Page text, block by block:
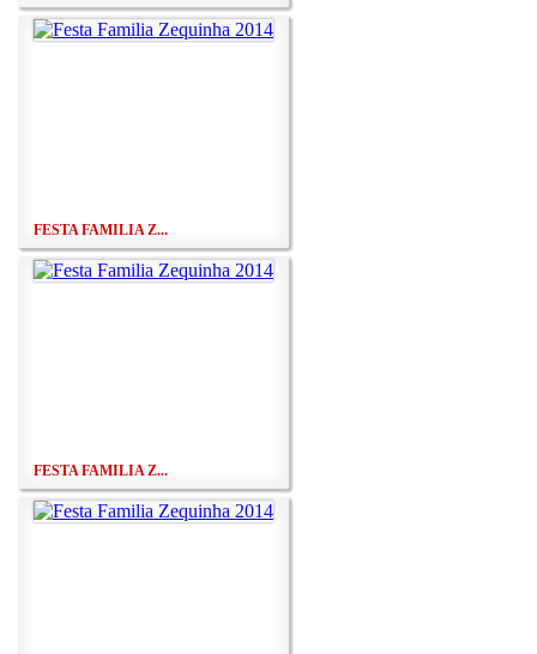
FESTA FAMILIA Z...
FESTA FAMILIA Z...